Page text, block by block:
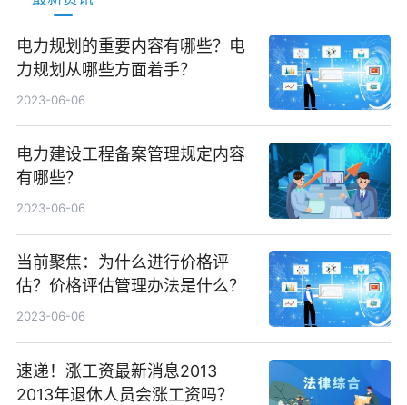
电力规划的重要内容有哪些？电
力规划从哪些方面着手？
2023-06-06
电力建设工程备案管理规定内容
有哪些？
2023-06-06
当前聚焦：为什么进行价格评
估？价格评估管理办法是什么？
2023-06-06
速递！涨工资最新消息2013
2013年退休人员会涨工资吗？